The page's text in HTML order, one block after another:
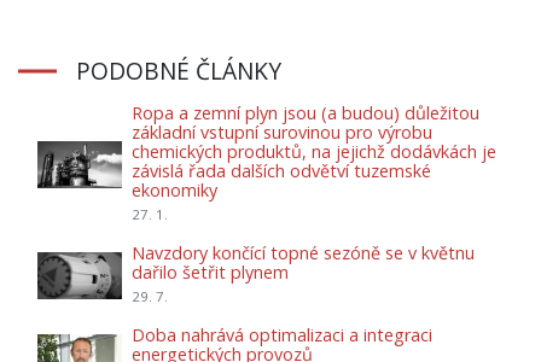
PODOBNÉ ČLÁNKY
Ropa a zemní plyn jsou (a budou) důležitou
základní vstupní surovinou pro výrobu
chemických produktů, na jejichž dodávkách je
závislá řada dalších odvětví tuzemské
ekonomiky
27. 1.
Navzdory končící topné sezóně se v květnu
dařilo šetřit plynem
29. 7.
Doba nahrává optimalizaci a integraci
energetických provozů